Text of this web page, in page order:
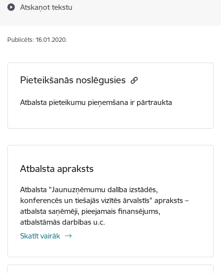
Atskaņot tekstu
Publicēts: 16.01.2020.
Pieteikšanās noslēgusies
Atbalsta pieteikumu pieņemšana ir pārtraukta
Atbalsta apraksts
Atbalsta "Jaunuzņēmumu dalība izstādēs,
konferencēs un tiešajās vizītēs ārvalstīs" apraksts –
atbalsta saņēmēji, pieejamais finansējums,
atbalstāmās darbības u.c.
Skatīt vairāk